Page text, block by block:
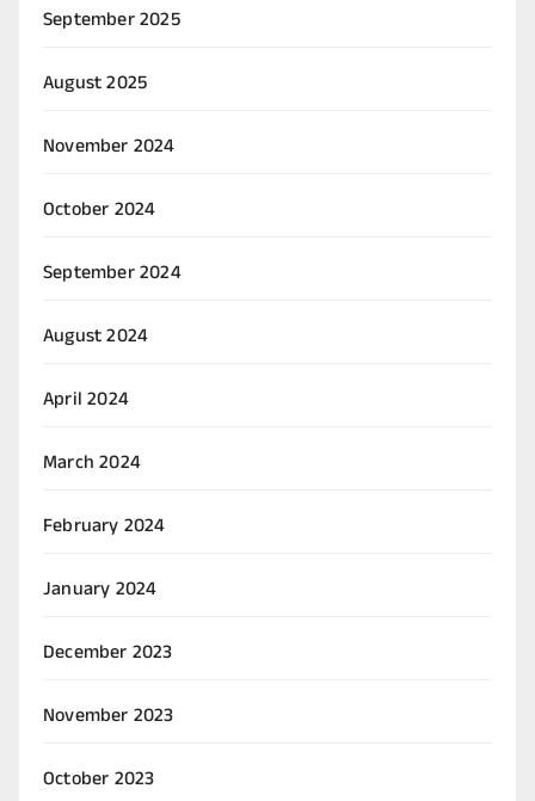
September 2025
August 2025
November 2024
October 2024
September 2024
August 2024
April 2024
March 2024
February 2024
January 2024
December 2023
November 2023
October 2023